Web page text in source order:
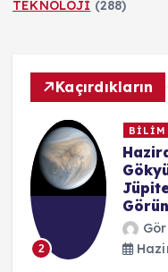
TEKNOLOJİ (288)
Kaçırdıkların
2
BİLİM